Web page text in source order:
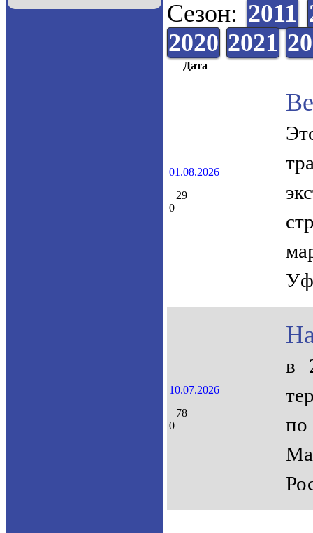
Сезон: 2011
2020 2021
Дата
01.08.2026
29
0
10.07.2026
78
0
в